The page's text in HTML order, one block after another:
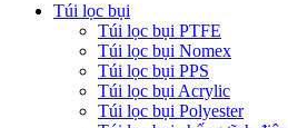
Túi lọc bụi
Túi lọc bụi PTFE
Túi lọc bụi Nomex
Túi lọc bụi PPS
Túi lọc bụi Acrylic
Túi lọc bụi Polyester